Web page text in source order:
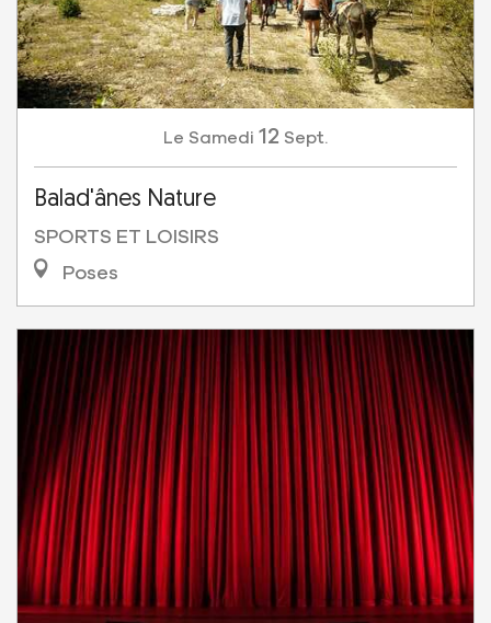
Le Samedi 12 Sept.
Balad'ânes Nature
SPORTS ET LOISIRS
Poses